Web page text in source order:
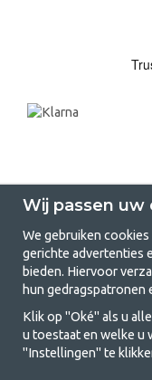
Kamperen kan een
brengen voor een
bij ons vind je alles wat
Wij passen uw
We gebruiken
gerichte advertenties
bieden. Hiervoor
hun gedragspatronen
Klik op "Oké" als u
u toestaat en welke u
"Instellingen" te